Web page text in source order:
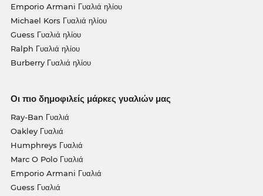
Emporio Armani Γυαλιά ηλίου
Michael Kors Γυαλιά ηλίου
Guess Γυαλιά ηλίου
Ralph Γυαλιά ηλίου
Burberry Γυαλιά ηλίου
Οι πιο δημοφιλείς μάρκες γυαλιών μας
Ray-Ban Γυαλιά
Oakley Γυαλιά
Humphreys Γυαλιά
Marc O Polo Γυαλιά
Emporio Armani Γυαλιά
Guess Γυαλιά